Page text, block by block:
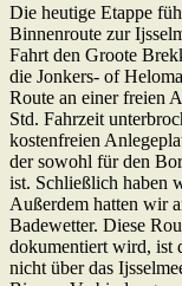
Die heutige Etappe
Binnenroute zur
Fahrt den Groote
die Jonkers- of
Route an einer freien
Std. Fahrzeit
kostenfreien
der sowohl für den
ist. Schließlich haben
Außerdem hatten wir
Badewetter. Diese
dokumentiert wird, ist
nicht über das